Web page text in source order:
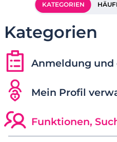
KATEGORIEN
Kategorien
Anmeldung und
Mein Profil
Funktionen,